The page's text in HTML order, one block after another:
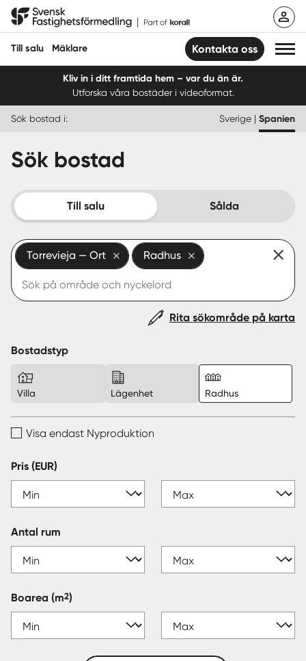
Hoppa
Svensk Fastighetsförmedling
Till salu Mäklare Kontakta oss
Sälja
Köpa
Logga in
Kliv in i ditt framtida hem – var du än är.
Utforska våra bostäder i videoformat.
Sök bostad i: Sverige | Spanien
Sök bostad
Till salu Sålda
Torrevieja — Ort Radhus
Rita sökområde på karta
Bostadstyp
Villa Lägenhet Radhus
Visa endast Nyproduktion
Pris (EUR)
Antal rum
Boarea (m2)